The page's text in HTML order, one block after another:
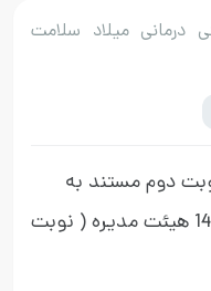
درمانی میلاد سلامت
دوم مستند به
( نوبت